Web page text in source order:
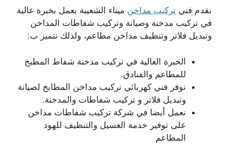
نقدم فني تركيب مداخن ميناء الشعيبة يعمل بخبرة عالية
في تركيب مدخنة وصيانة وتركيب شفاطات المداخن
وتبديل فلاتر وتنظيف مداخن مطاعم، ولذلك نتميز ب:
الخبرة العالية في تركيب مدخنة شفاط المطبخ
للمطاعم والفنادق.
نوفر فني كهربائي تركيب مداخن المطابخ لصيانة
وتبديل فلاتر و تركيب شفاطات والمدخنة.
نعمل أيضا في شركة تركيب شفاطات مداخن
على توفير خدمة الغسيل والتنظيف للهود
المطاعم